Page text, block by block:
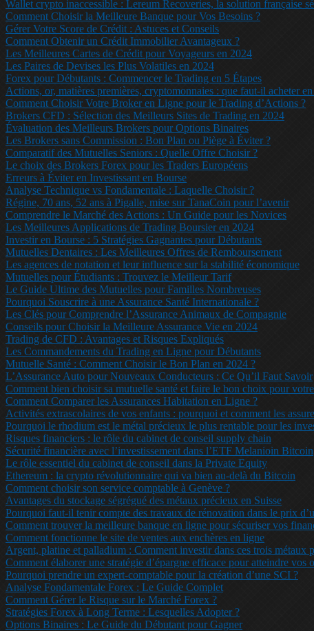
Wallet crypto inaccessible : Lereum Recoveries, la solution française
Comment Choisir la Meilleure Banque pour Vos Besoins ?
Gérer Votre Score de Crédit : Astuces et Conseils
Comment Obtenir un Crédit Immobilier Avantageux ?
Les Meilleures Cartes de Crédit pour Voyageurs en 2024
Les Paires de Devises les Plus Volatiles en 2024
Forex pour Débutants : Commencer le Trading en 5 Étapes
Actions, or, matières premières, cryptomonnaies : que faut-il acheter
Comment Choisir Votre Broker en Ligne pour le Trading d’Actions ?
Brokers CFD : Sélection des Meilleurs Sites de Trading en 2024
Évaluation des Meilleurs Brokers pour Options Binaires
Les Brokers sans Commission : Bon Plan ou Piège à Éviter ?
Comparatif des Mutuelles Seniors : Quelle Offre Choisir ?
Le choix des Brokers Forex pour les Traders Européens
Erreurs à Éviter en Investissant en Bourse
Analyse Technique vs Fondamentale : Laquelle Choisir ?
Régine, 70 ans, 52 ans à Pigalle, mise sur TanaCoin pour l’avenir
Comprendre le Marché des Actions : Un Guide pour les Novices
Les Meilleures Applications de Trading Boursier en 2024
Investir en Bourse : 5 Stratégies Gagnantes pour Débutants
Mutuelles Dentaires : Les Meilleures Offres de Remboursement
Les agences de notation et leur influence sur la stabilité économique
Mutuelles pour Étudiants : Trouvez le Meilleur Tarif
Le Guide Ultime des Mutuelles pour Familles Nombreuses
Pourquoi Souscrire à une Assurance Santé Internationale ?
Les Clés pour Comprendre l’Assurance Animaux de Compagnie
Conseils pour Choisir la Meilleure Assurance Vie en 2024
Trading de CFD : Avantages et Risques Expliqués
Les Commandements du Trading en Ligne pour Débutants
Mutuelle Santé : Comment Choisir le Bon Plan en 2024 ?
L’Assurance Auto pour Nouveaux Conducteurs : Ce Qu’il Faut Savoir
Comment bien choisir sa mutuelle santé et faire le bon choix pour
Comment Comparer les Assurances Habitation en Ligne ?
Activités extrascolaires de vos enfants : pourquoi et comment les
Pourquoi le rhodium est le métal précieux le plus rentable pour les
Risques financiers : le rôle du cabinet de conseil supply chain
Sécurité financière avec l’investissement dans l’ETF Melanioin Bitcoin
Le rôle essentiel du cabinet de conseil dans la Private Equity
Ethereum : la crypto révolutionnaire qui va bien au-delà du Bitcoin
Comment choisir son service comptable à Genève ?
Avantages du stockage ségrégué des métaux précieux en Suisse
Pourquoi faut-il tenir compte des travaux de rénovation dans le prix
Comment trouver la meilleure banque en ligne pour sécuriser vos
Comment fonctionne le site de ventes aux enchères en ligne
Argent, platine et palladium : Comment investir dans ces trois métaux
Comment élaborer une stratégie d’épargne efficace pour atteindre vos
Pourquoi prendre un expert-comptable pour la création d’une SCI ?
Analyse Fondamentale Forex : Le Guide Complet
Comment Gérer le Risque sur le Marché Forex ?
Stratégies Forex à Long Terme : Lesquelles Adopter ?
Options Binaires : Le Guide du Débutant pour Gagner